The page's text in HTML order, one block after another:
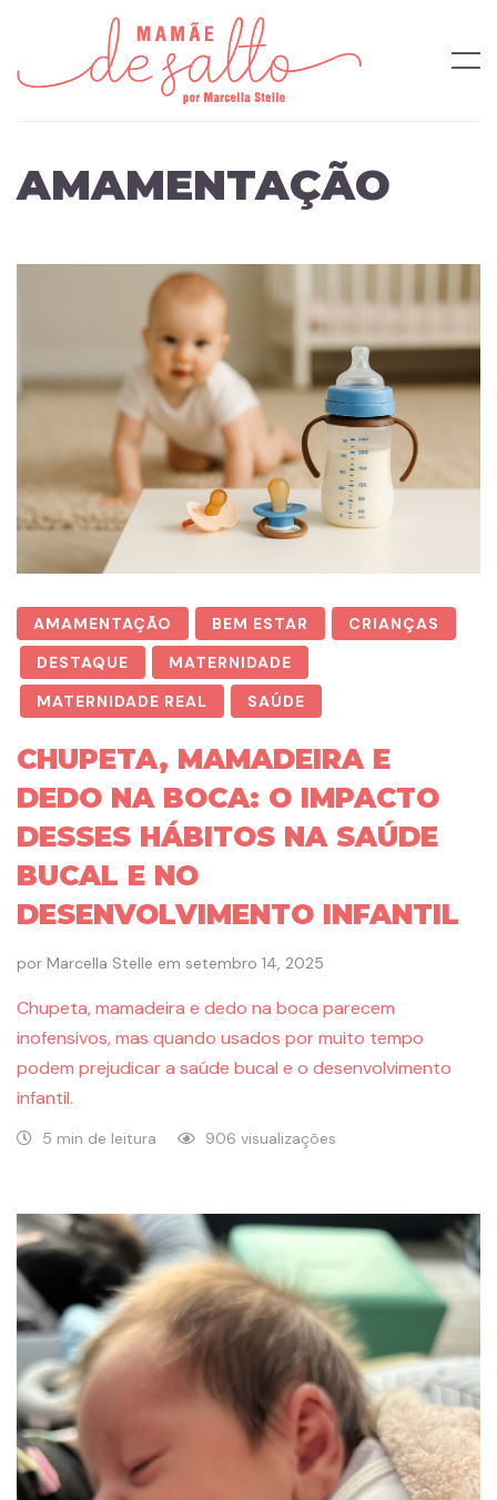
AMAMENTAÇÃO
AMAMENTAÇÃO BEM ESTAR
CRIANÇAS
DESTAQUE
MATERNIDADE
MATERNIDADE REAL
SAÚDE
CHUPETA, MAMADEIRA E
DEDO NA BOCA: O IMPACTO
DESSES HÁBITOS NA SAÚDE
BUCAL E NO
DESENVOLVIMENTO INFANTIL
por Marcella Stelle em setembro 14, 2025
Chupeta, mamadeira e dedo na boca parecem
inofensivos, mas quando usados por muito tempo
podem prejudicar a saúde bucal e o desenvolvimento
infantil.
5 min de leitura 906 visualizações